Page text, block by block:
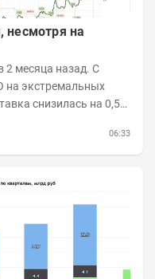
несмотря на
2 месяца назад. С
на экстремальных
06:33